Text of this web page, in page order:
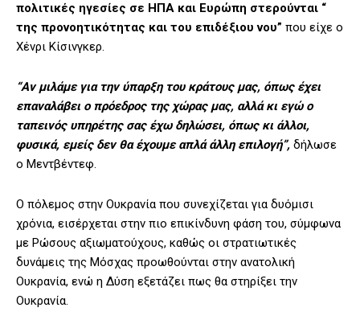
πολιτικές ηγεσίες σε ΗΠΑ και Ευρώπη στερούνται “
της προνοητικότητας και του επιδέξιου νου” που είχε ο
Χένρι Κίσινγκερ.
“Αν μιλάμε για την ύπαρξη του κράτους μας, όπως έχει
επαναλάβει ο πρόεδρος της χώρας μας, αλλά κι εγώ ο
ταπεινός υπηρέτης σας έχω δηλώσει, όπως κι άλλοι,
φυσικά, εμείς δεν θα έχουμε απλά άλλη επιλογή”, δήλωσε
ο Μεντβέντεφ.
Ο πόλεμος στην Ουκρανία που συνεχίζεται για δυόμισι
χρόνια, εισέρχεται στην πιο επικίνδυνη φάση του, σύμφωνα
με Ρώσους αξιωματούχους, καθώς οι στρατιωτικές
δυνάμεις της Μόσχας προωθούνται στην ανατολική
Ουκρανία, ενώ η Δύση εξετάζει πως θα στηρίξει την
Ουκρανία.